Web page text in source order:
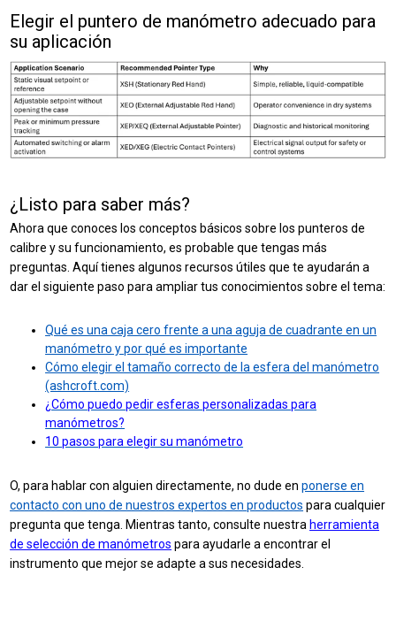
Elegir el puntero de manómetro adecuado para
su aplicación
¿Listo para saber más?
Ahora que conoces los conceptos básicos sobre los punteros de
calibre y su funcionamiento, es probable que tengas más
preguntas. Aquí tienes algunos recursos útiles que te ayudarán a
dar el siguiente paso para ampliar tus conocimientos sobre el tema:
Qué es una caja cero frente a una aguja de cuadrante en un
manómetro y por qué es importante
Cómo elegir el tamaño correcto de la esfera del manómetro
(ashcroft.com)
¿Cómo puedo pedir esferas personalizadas para
manómetros?
10 pasos para elegir su manómetro
O, para hablar con alguien directamente, no dude enponerse en
contacto con uno de nuestros expertos en productos para cualquier
pregunta que tenga. Mientras tanto, consulte nuestra herramienta
de selección de manómetros para ayudarle a encontrar el
instrumento que mejor se adapte a sus necesidades.